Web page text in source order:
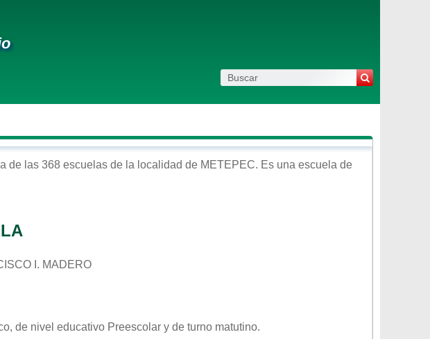
de las 368 escuelas de la localidad de METEPEC. Es una escuela de
I. MADERO
, de nivel educativo Preescolar y de turno matutino.